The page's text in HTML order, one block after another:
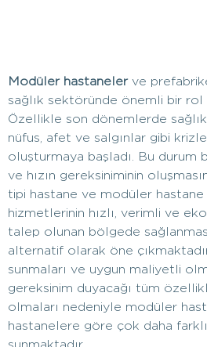
Modüler hastanelerve
sağlık sektöründe önemli bir rol
Özellikle son dönemlerde
nüfus, afet ve salgınlar gibi
oluşturmaya başladı. Bu durum
ve hızın gereksiniminin
tipi hastane ve modüler hastane
hizmetlerinin hızlı, verimli ve
talep olunan bölgede
alternatif olarak öne
sunmaları ve uygun maliyetli
gereksinim duyacağı tüm
olmaları nedeniyle modüler
hastanelere göre çok daha